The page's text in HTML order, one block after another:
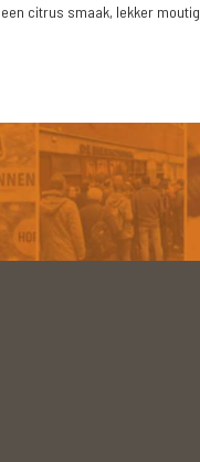
een citrus smaak, lekker moutig